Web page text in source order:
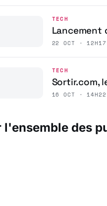
TECH
Lancement
22 OCT · 12H17
TECH
Sortir.com,
16 OCT · 14H22
l'ensemble des